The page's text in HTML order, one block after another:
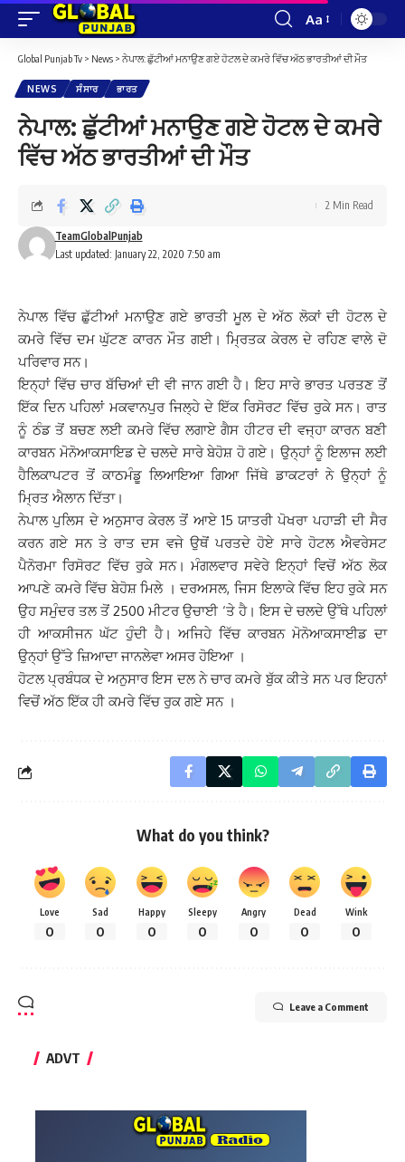
Font
Resizer
Aa
Global Punjab Tv > News > ਨੇਪਾਲ: ਛੁੱਟੀਆਂ ਮਨਾਉਣ ਗਏ ਹੋਟਲ ਦੇ ਕਮਰੇ ਵਿੱਚ ਅੱਠ ਭਾਰਤੀਆਂ ਦੀ ਮੌਤ
NEWS ਸੰਸਾਰ ਭਾਰਤ
ਨੇਪਾਲ: ਛੁੱਟੀਆਂ ਮਨਾਉਣ ਗਏ ਹੋਟਲ ਦੇ ਕਮਰੇ
ਵਿੱਚ ਅੱਠ ਭਾਰਤੀਆਂ ਦੀ ਮੌਤ
Last updated: January 22, 2020 7:50 am
TeamGlobalPunjab
2 Min Read
ਨੇਪਾਲ ਵਿੱਚ ਛੁੱਟੀਆਂ ਮਨਾਉਣ ਗਏ ਭਾਰਤੀ ਮੂਲ ਦੇ ਅੱਠ ਲੋਕਾਂ ਦੀ ਹੋਟਲ ਦੇ
ਕਮਰੇ ਵਿੱਚ ਦਮ ਘੁੱਟਣ ਕਾਰਨ ਮੌਤ ਗਈ। ਮ੍ਰਿਤਕ ਕੇਰਲ ਦੇ ਰਹਿਣ ਵਾਲੇ ਦੋ
ਪਰਿਵਾਰ ਸਨ।
ਇਨ੍ਹਾਂ ਵਿੱਚ ਚਾਰ ਬੱਚਿਆਂ ਦੀ ਵੀ ਜਾਨ ਗਈ ਹੈ। ਇਹ ਸਾਰੇ ਭਾਰਤ ਪਰਤਣ ਤੋਂ
ਇੱਕ ਦਿਨ ਪਹਿਲਾਂ ਮਕਵਾਨਪੁਰ ਜਿਲ੍ਹੇ ਦੇ ਇੱਕ ਰਿਸੋਰਟ ਵਿੱਚ ਰੁਕੇ ਸਨ। ਰਾਤ
ਨੂੰ ਠੰਡ ਤੋਂ ਬਚਣ ਲਈ ਕਮਰੇ ਵਿੱਚ ਲਗਾਏ ਗੈਸ ਹੀਟਰ ਦੀ ਵਜ੍ਹਾ ਕਾਰਨ ਬਣੀ
ਕਾਰਬਨ ਮੋਨੋਆਕਸਾਇਡ ਦੇ ਚਲਦੇ ਸਾਰੇ ਬੇਹੋਸ਼ ਹੋ ਗਏ। ਉਨ੍ਹਾਂ ਨੂੰ ਇਲਾਜ ਲਈ
ਹੈਲਿਕਾਪਟਰ ਤੋਂ ਕਾਠਮੰਡੂ ਲਿਆਇਆ ਗਿਆ ਜਿੱਥੇ ਡਾਕਟਰਾਂ ਨੇ ਉਨ੍ਹਾਂ ਨੂੰ
ਮ੍ਰਿਤ ਐਲਾਨ ਦਿੱਤਾ।
ਨੇਪਾਲ ਪੁਲਿਸ ਦੇ ਅਨੁਸਾਰ ਕੇਰਲ ਤੋਂ ਆਏ 15 ਯਾਤਰੀ ਪੋਖਰਾ ਪਹਾੜੀ ਦੀ ਸੈਰ
ਕਰਨ ਗਏ ਸਨ ਤੇ ਰਾਤ ਦਸ ਵਜੇ ਉਥੋਂ ਪਰਤਦੇ ਹੋਏ ਸਾਰੇ ਹੋਟਲ ਐਵਰੇਸਟ
ਪੈਨੋਰਮਾ ਰਿਸੋਰਟ ਵਿੱਚ ਰੁਕੇ ਸਨ। ਮੰਗਲਵਾਰ ਸਵੇਰੇ ਇਨ੍ਹਾਂ ਵਿਚੋਂ ਅੱਠ ਲੋਕ
ਆਪਣੇ ਕਮਰੇ ਵਿੱਚ ਬੇਹੋਸ਼ ਮਿਲੇ । ਦਰਅਸਲ, ਜਿਸ ਇਲਾਕੇ ਵਿੱਚ ਇਹ ਰੁਕੇ ਸਨ
ਉਹ ਸਮੁੰਦਰ ਤਲ ਤੋਂ 2500 ਮੀਟਰ ਉਚਾਈ ‘ਤੇ ਹੈ। ਇਸ ਦੇ ਚਲਦੇ ਉੱਥੇ ਪਹਿਲਾਂ
ਹੀ ਆਕਸੀਜਨ ਘੱਟ ਹੁੰਦੀ ਹੈ। ਅਜਿਹੇ ਵਿੱਚ ਕਾਰਬਨ ਮੋਨੋਆਕਸਾਈਡ ਦਾ
ਉਨ੍ਹਾਂ ਉੱਤੇ ਜ਼ਿਆਦਾ ਜਾਨਲੇਵਾ ਅਸਰ ਹੋਇਆ ।
ਹੋਟਲ ਪ੍ਰਬੰਧਕ ਦੇ ਅਨੁਸਾਰ ਇਸ ਦਲ ਨੇ ਚਾਰ ਕਮਰੇ ਬੁੱਕ ਕੀਤੇ ਸਨ ਪਰ ਇਹਨਾਂ
ਵਿਚੋਂ ਅੱਠ ਇੱਕ ਹੀ ਕਮਰੇ ਵਿੱਚ ਰੁਕ ਗਏ ਸਨ ।
What do you think?
Love
0
Sad
0
Happy
0
Sleepy
0
Angry
0
Dead
0
Wink
0
Leave a Comment
ADVT